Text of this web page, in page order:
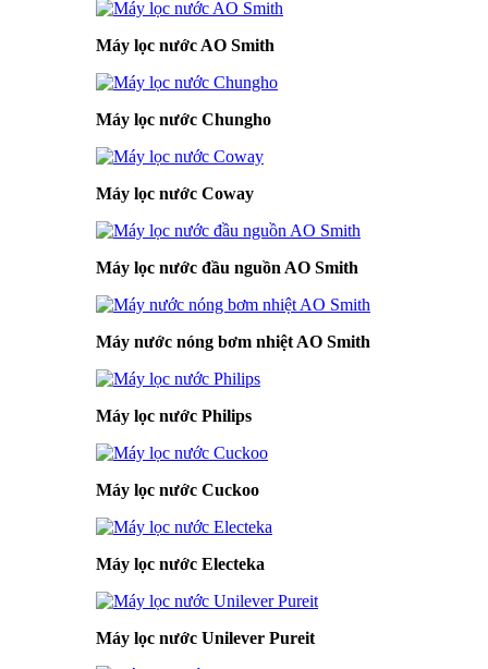
Máy lọc nước AO Smith
Máy lọc nước Chungho
Máy lọc nước Coway
Máy lọc nước đầu nguồn AO Smith
Máy nước nóng bơm nhiệt AO Smith
Máy lọc nước Philips
Máy lọc nước Cuckoo
Máy lọc nước Electeka
Máy lọc nước Unilever Pureit